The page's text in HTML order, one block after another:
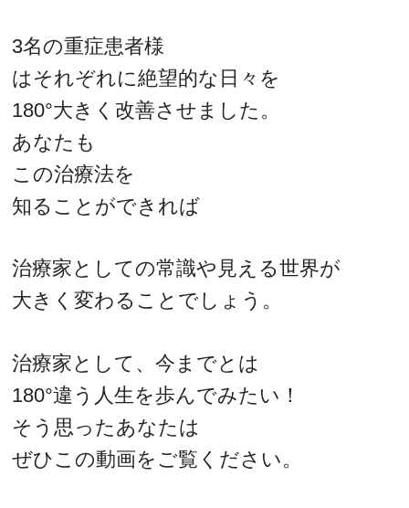
3名の重症患者様
はそれぞれに絶望的な日々を
180°大きく改善させました。
あなたも
この治療法を
知ることができれば
治療家としての常識や見える世界が
大きく変わることでしょう。
治療家として、今までとは
180°違う人生を歩んでみたい！
そう思ったあなたは
ぜひこの動画をご覧ください。